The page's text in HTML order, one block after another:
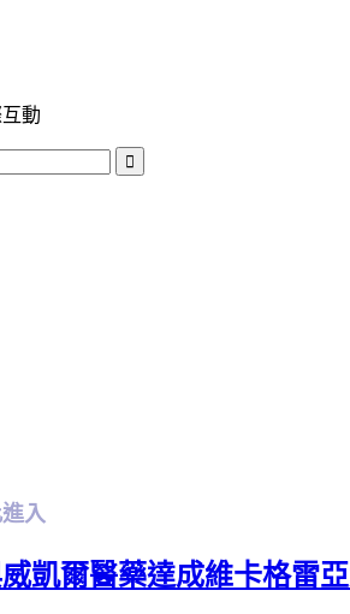
動
入
凱爾醫藥達成維卡格雷